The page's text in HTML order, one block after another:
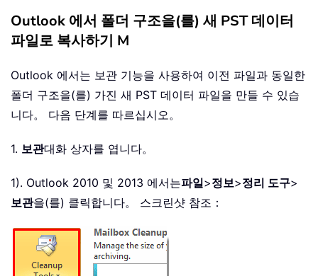
Outlook 에서 폴더 구조을(를) 새 PST 데이터
파일로 복사하기 M
Outlook 에서는 보관 기능을 사용하여 이전 파일과 동일한
폴더 구조을(를) 가진 새 PST 데이터 파일을 만들 수 있습
니다。 다음 단계를 따르십시오。
1. 보관대화 상자를 엽니다。
1). Outlook 2010 및 2013 에서는파일>정보>정리 도구>
보관을(를) 클릭합니다。 스크린샷 참조：